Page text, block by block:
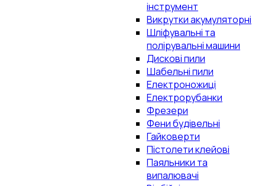
інструмент
Викрутки акумуляторні
Шліфувальні та
полірувальні машини
Дискові пили
Шабельні пили
Електроножиці
Електрорубанки
Фрезери
Фени будівельні
Гайковерти
Пістолети клейові
Паяльники та
випалювачі